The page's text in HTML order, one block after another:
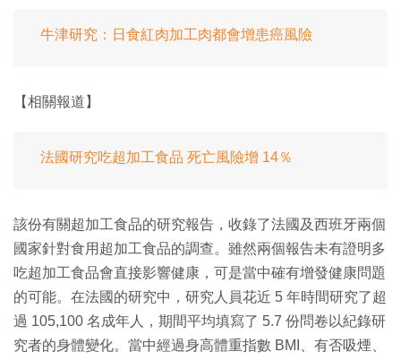
牛津研究：日食紅肉加工肉都會增患癌風險
【相關報道】
法國研究吃超加工食品 死亡風險增 14％
該份有關超加工食品的研究報告，收錄了法國及西班牙兩個
國家針對食用超加工食品的調查。雖然兩個報告未有證明多
吃超加工食品會直接影響健康，可是當中確有增發健康問題
的可能。在法國的研究中，研究人員花近 5 年時間研究了超
過 105,100 名成年人，期間平均填寫了 5.7 份問卷以紀錄研
究者的身體變化。當中經過身高體重指數 BMI、有否吸煙、